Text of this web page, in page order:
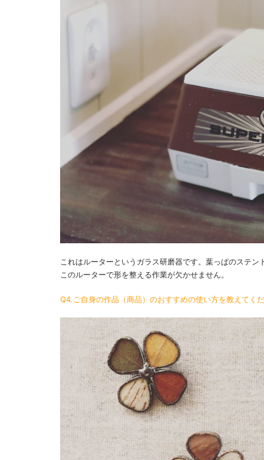
これはルーターというガラス研磨器です。葉っぱのステ
このルーターで形を整える作業が欠かせません。
Q4.ご自身の作品（商品）のおすすめの使い方を教えてく